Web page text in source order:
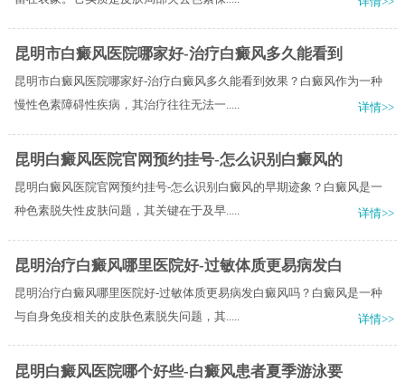
昆明市白癜风医院哪家好-治疗白癜风多久能看到
昆明市白癜风医院哪家好-治疗白癜风多久能看到效果？白癜风作为一种
慢性色素障碍性疾病，其治疗往往无法一.....
详情>>
昆明白癜风医院官网预约挂号-怎么识别白癜风的
昆明白癜风医院官网预约挂号-怎么识别白癜风的早期迹象？白癜风是一
种色素脱失性皮肤问题，其关键在于及早.....
详情>>
昆明治疗白癜风哪里医院好-过敏体质更易病发白
昆明治疗白癜风哪里医院好-过敏体质更易病发白癜风吗？白癜风是一种
与自身免疫相关的皮肤色素脱失问题，其.....
详情>>
昆明白癜风医院哪个好些-白癜风患者夏季游泳要